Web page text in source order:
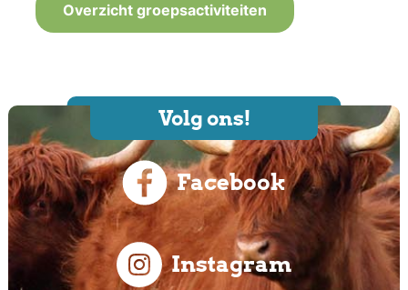
Overzicht groepsactiviteiten
Volg ons!
Facebook
Instagram